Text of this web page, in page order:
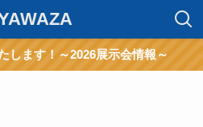
します！～2026展示会情報～